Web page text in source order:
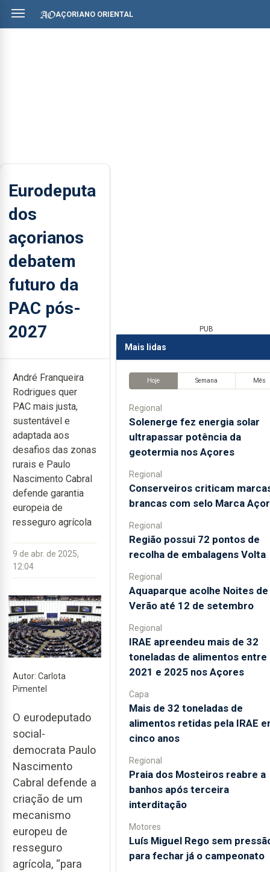
AÇORIANO ORIENTAL
Eurodeputa
dos
açorianos
debatem
futuro da
PAC pós-
2027
André Franqueira
Rodrigues quer
PAC mais justa,
sustentável e
adaptada aos
desafios das zonas
rurais e Paulo
Nascimento Cabral
defende garantia
europeia de
resseguro agrícola
9 de abr. de 2025,
12:04
Autor: Carlota
Pimentel
O eurodeputado
social-
democrata Paulo
Nascimento
Cabral defende a
criação de um
mecanismo
europeu de
resseguro
agrícola, “para
PUB
Mais lidas
Hoje Semana Mês
Regional
Solenerge fez energia solar
ultrapassar potência da
geotermia nos Açores
Regional
Conserveiros criticam
brancas com selo Marca
Regional
Região possui 72 pontos de
recolha de embalagens Volta
Regional
Aquaparque acolhe Noites de
Verão até 12 de setembro
Regional
IRAE apreendeu mais de 32
toneladas de alimentos entre
2021 e 2025 nos Açores
Capa
Mais de 32 toneladas de
alimentos retidas pela IRAE
cinco anos
Regional
Praia dos Mosteiros reabre a
banhos após terceira
interditação
Motores
Luís Miguel Rego sem
para fechar já o campeonato